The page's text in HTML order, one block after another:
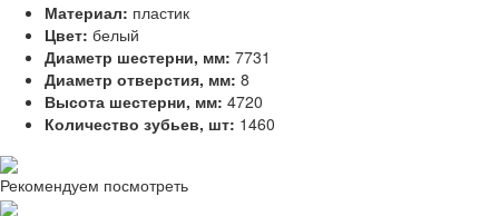
Материал: пластик
Цвет: белый
Диаметр шестерни, мм: 7731
Диаметр отверстия, мм: 8
Высота шестерни, мм: 4720
Количество зубьев, шт: 1460
Рекомендуем посмотреть